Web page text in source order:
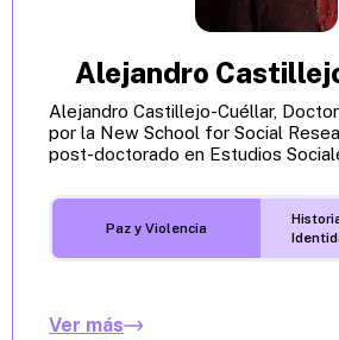
Alejandro
Alejandro Castillejo-Cuéllar,
por la New School for Social
post-doctorado en Estudios
Paz y Violencia
Ver más